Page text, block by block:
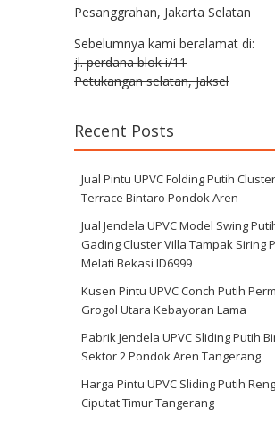
Pesanggrahan, Jakarta Selatan
Sebelumnya kami beralamat di:
jl. perdana blok i/11
Petukangan selatan, Jaksel
Recent Posts
Jual Pintu UPVC Folding Putih
Terrace Bintaro Pondok Aren
Jual Jendela UPVC Model Swing
Gading Cluster Villa Tampak Siring
Melati Bekasi ID6999
Kusen Pintu UPVC Conch Putih
Grogol Utara Kebayoran Lama
Pabrik Jendela UPVC Sliding Putih
Sektor 2 Pondok Aren Tangerang
Harga Pintu UPVC Sliding Putih
Ciputat Timur Tangerang